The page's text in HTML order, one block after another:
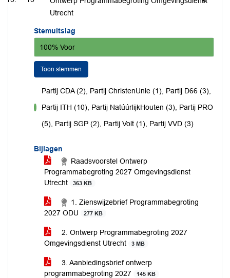
Utrecht
Stemuitslag
100% Voor
Toon stemmen
Partij CDA (2), Partij ChristenUnie (1), Partij D66 (3),
Partij ITH (10), Partij NatúúrlijkHouten (3), Partij PRO
(5), Partij SGP (2), Partij Volt (1), Partij VVD (3)
Bijlagen
Raadsvoorstel Ontwerp
Programmabegroting 2027 Omgevingsdienst
Utrecht
363 KB
1. Zienswijzebrief Programmabegroting
2027 ODU
277 KB
2. Ontwerp Programmabegroting 2027
Omgevingsdienst Utrecht
3 MB
3. Aanbiedingsbrief ontwerp
programmabegroting 2027
145 KB